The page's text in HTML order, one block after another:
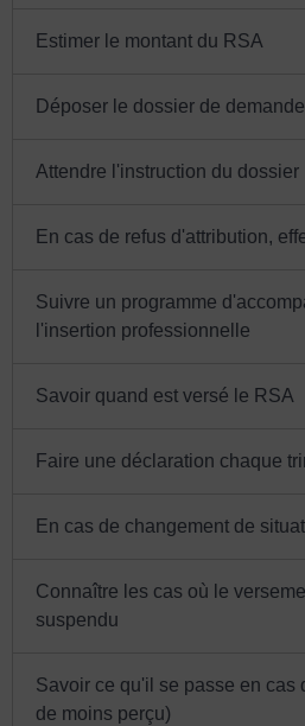
Estimer le montant du RSA
Déposer le dossier de
Attendre l'instruction du dossier
En cas de refus d'attribution,
Suivre un programme
l'insertion professionnelle
Savoir quand est versé le RSA
Faire une déclaration chaque
En cas de changement de
Connaître les cas où le
suspendu
Savoir ce qu'il se passe en cas
de moins perçu)